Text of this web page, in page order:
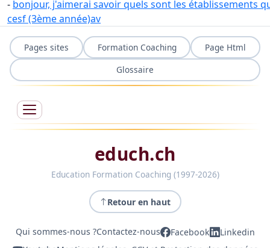
- bonjour, j'aimerai savoir quels sont les établissements
cesf (3ème année)av
Pages sites Formation Coaching
Page Html
Glossaire
educh.ch
Education Formation Coaching (1997-2026)
Retour en haut
Qui sommes-nous ?Contactez-nous Facebook
Linkedin